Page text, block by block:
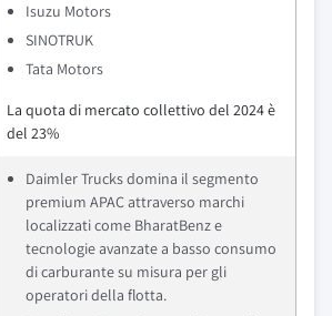
Isuzu Motors
SINOTRUK
Tata Motors
La quota di mercato collettivo del 2024 è
del 23%
Daimler Trucks domina il segmento
premium APAC attraverso marchi
localizzati come BharatBenz e
tecnologie avanzate a basso consumo
di carburante su misura per gli
operatori della flotta.